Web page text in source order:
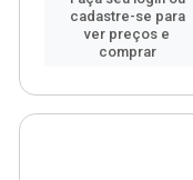
cadastre-se para
ver preços e
comprar